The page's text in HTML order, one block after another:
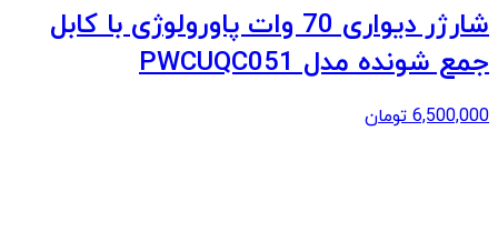
شارژر دیواری 70 وات پاورولوژی با کابل
جمع شونده مدل PWCUQC051
6,500,000 تومان